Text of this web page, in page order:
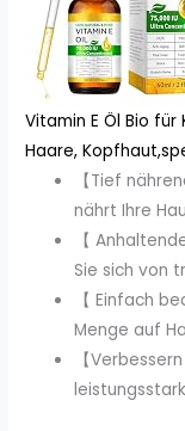
Vitamin E Öl Bio
Haare,
【Tief
nährt Ihre
【
Sie sich von
【 Einfach
Menge auf
【